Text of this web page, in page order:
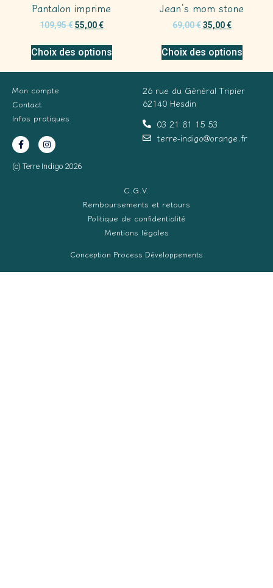
Pantalon imprime
109,95€ 55,00€
Choix des options
Jean’s mom stone
69,00€ 35,00€
Choix des options
Mon compte
Contact
Infos pratiques
(c) Terre Indigo 2026
26 rue du Général Tripier
62140 Hesdin
03 21 81 15 53
terre-indigo@orange.fr
C.G.V.
Remboursements et retours
Politique de confidentialité
Mentions légales
Conception Process Développements